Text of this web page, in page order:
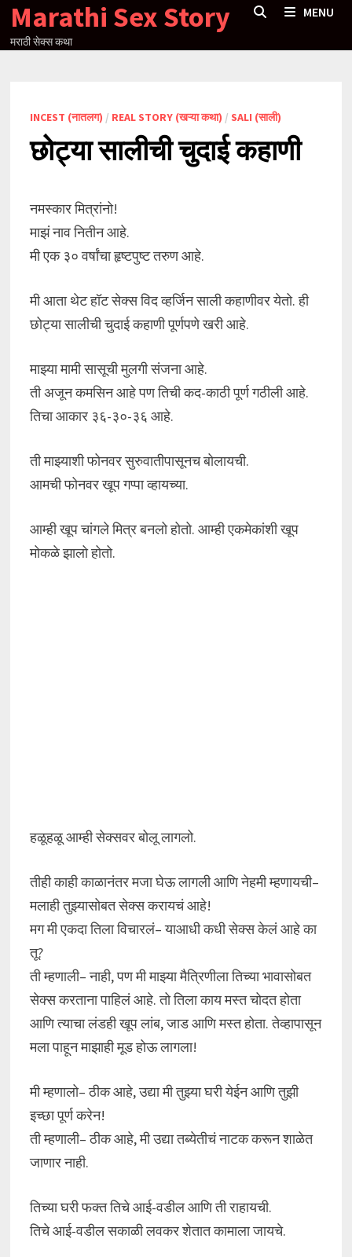
Skip
content
Marathi Sex Story
मराठी सेक्स कथा
MENU
INCEST (नातलग) / REAL STORY (खऱ्या कथा) / SALI (साली)
छोट्या सालीची चुदाई कहाणी
नमस्कार मित्रांनो!
माझं नाव नितीन आहे.
मी एक ३० वर्षांचा हृष्टपुष्ट तरुण आहे.
मी आता थेट हॉट सेक्स विद व्हर्जिन साली कहाणीवर येतो. ही
छोट्या सालीची चुदाई कहाणी पूर्णपणे खरी आहे.
माझ्या मामी सासूची मुलगी संजना आहे.
ती अजून कमसिन आहे पण तिची कद-काठी पूर्ण गठीली आहे.
तिचा आकार ३६-३०-३६ आहे.
ती माझ्याशी फोनवर सुरुवातीपासूनच बोलायची.
आमची फोनवर खूप गप्पा व्हायच्या.
आम्ही खूप चांगले मित्र बनलो होतो. आम्ही एकमेकांशी खूप
मोकळे झालो होतो.
हळूहळू आम्ही सेक्सवर बोलू लागलो.
तीही काही काळानंतर मजा घेऊ लागली आणि नेहमी म्हणायची–
मलाही तुझ्यासोबत सेक्स करायचं आहे!
मग मी एकदा तिला विचारलं– याआधी कधी सेक्स केलं आहे का
तू?
ती म्हणाली– नाही, पण मी माझ्या मैत्रिणीला तिच्या भावासोबत
सेक्स करताना पाहिलं आहे. तो तिला काय मस्त चोदत होता
आणि त्याचा लंडही खूप लांब, जाड आणि मस्त होता. तेव्हापासून
मला पाहून माझाही मूड होऊ लागला!
मी म्हणालो– ठीक आहे, उद्या मी तुझ्या घरी येईन आणि तुझी
इच्छा पूर्ण करेन!
ती म्हणाली– ठीक आहे, मी उद्या तब्येतीचं नाटक करून शाळेत
जाणार नाही.
तिच्या घरी फक्त तिचे आई-वडील आणि ती राहायची.
तिचे आई-वडील सकाळी लवकर शेतात कामाला जायचे.